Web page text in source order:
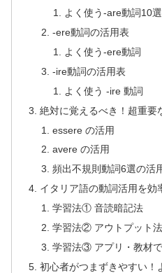
よく使う-are動詞10選
-ere動詞の活用表
よく使う-ere動詞
-ire動詞の活用表
よく使う -ire 動詞
絶対に覚えるべき！超重要
essere の活用
avere の活用
頻出不規則動詞6選の活
イタリア語の動詞活用を効
学習法① 音読暗記法
学習法② アウトプット法
学習法③ アプリ・教材
初心者がつまずきやすい！